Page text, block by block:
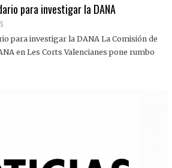
para investigar la DANA
para investigar la DANA La Comisión de
en Les Corts Valencianes pone rumbo